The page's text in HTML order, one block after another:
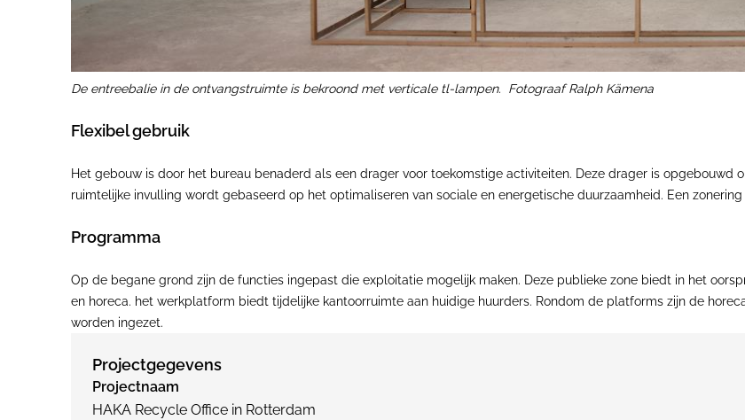
De entreebalie in de ontvangstruimte is bekroond met verticale tl-lampen. Fotograaf Ralph Kämena
Flexibel gebruik
Het gebouw is door het bureau benaderd als een drager voor toekomstige activiteiten. Deze drager is
ruimtelijke invulling wordt gebaseerd op het optimaliseren van sociale en energetische duurzaamheid. Een
Programma
Op de begane grond zijn de functies ingepast die exploitatie mogelijk maken. Deze publieke zone biedt in het
en horeca. het werkplatform biedt tijdelijke kantoorruimte aan huidige huurders. Rondom de platforms zijn de
worden ingezet.
Projectgegevens
Projectnaam
HAKA Recycle Office in Rotterdam